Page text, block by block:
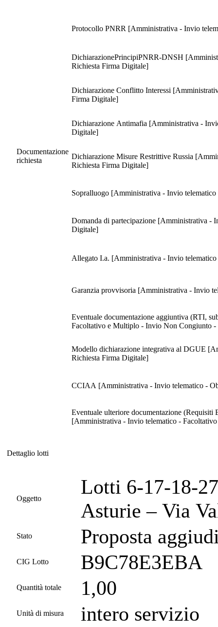
Documentazione
richiesta
Protocollo PNRR [Amministrativa - Invio
DichiarazionePrincipiPNRR-DNSH
Richiesta Firma Digitale]
Dichiarazione Conflitto Interessi
Firma Digitale]
Dichiarazione Antimafia [Amministrativa -
Digitale]
Dichiarazione Misure Restrittive Russia
Richiesta Firma Digitale]
Sopralluogo [Amministrativa - Invio
Domanda di partecipazione [Amministrativa -
Digitale]
Allegato I.a. [Amministrativa - Invio
Garanzia provvisoria [Amministrativa - Invio
Eventuale documentazione aggiuntiva (RTI,
Facoltativo e Multiplo - Invio Non Congiunto
Modello dichiarazione integrativa al DGUE
Richiesta Firma Digitale]
CCIAA [Amministrativa - Invio telematico -
Eventuale ulteriore documentazione (Requisiti
[Amministrativa - Invio telematico -
Dettaglio lotti
Oggetto
Lotti 6-17-18-
Asturie – Via
Stato Proposta
CIG Lotto B9C78E3EBA
Quantità totale 1,00
Unità di misura intero servizio